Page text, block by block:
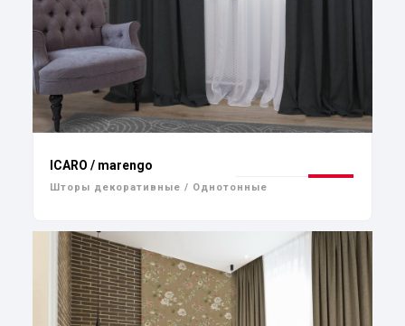
ICARO / marengo
Шторы декоративные / Однотонные